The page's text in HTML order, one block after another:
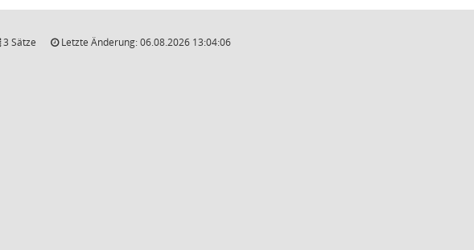
3 Sätze Letzte Änderung: 06.08.2026 13:04:06